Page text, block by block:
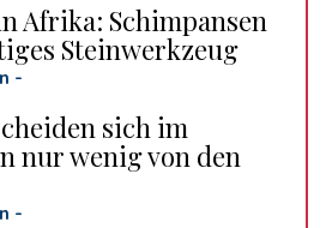
Afrika: Schimpansen
Steinwerkzeug
-
sich im
nur wenig von den
-